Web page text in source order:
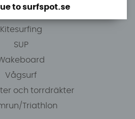
Kitesurfing
SUP
Vågsurf
och torrdräkter
Triathlon
to surfspot.se